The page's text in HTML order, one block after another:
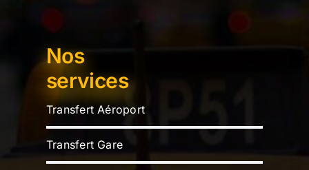
Nos
services
Transfert Aéroport
Transfert Gare